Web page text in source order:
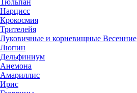
Тюльпан
Нарцисс
Крокосмия
Трителейя
Луковичные и корневищные Весенние
Люпин
Дельфиниум
Анемона
Амариллис
Ирис